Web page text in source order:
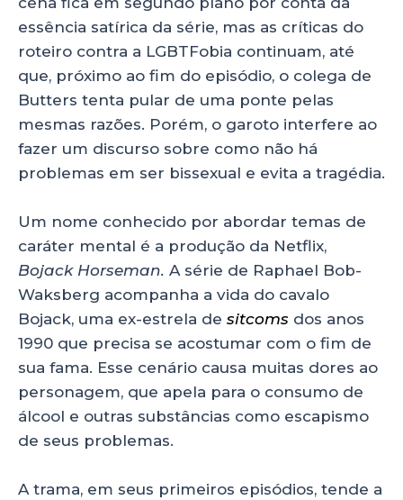
essência satírica da série, mas as críticas do
roteiro contra a LGBTFobia continuam, até
que, próximo ao fim do episódio, o colega de
Butters tenta pular de uma ponte pelas
mesmas razões. Porém, o garoto interfere ao
fazer um discurso sobre como não há
problemas em ser bissexual e evita a tragédia.
Um nome conhecido por abordar temas de
caráter mental é a produção da Netflix,
Bojack Horseman. A série de Raphael Bob-
Waksberg acompanha a vida do cavalo
Bojack, uma ex-estrela de sitcoms dos anos
1990 que precisa se acostumar com o fim de
sua fama. Esse cenário causa muitas dores ao
personagem, que apela para o consumo de
álcool e outras substâncias como escapismo
de seus problemas.
A trama, em seus primeiros episódios, tende a